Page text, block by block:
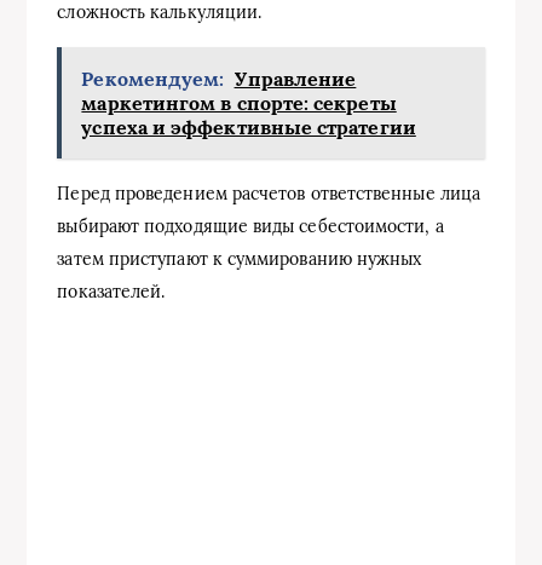
сложность калькуляции.
Рекомендуем: Управление
маркетингом в спорте: секреты
успеха и эффективные стратегии
Перед проведением расчетов ответственные лица
выбирают подходящие виды себестоимости, а
затем приступают к суммированию нужных
показателей.